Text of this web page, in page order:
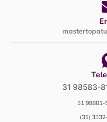
31 98583-
31 98801-
(31)